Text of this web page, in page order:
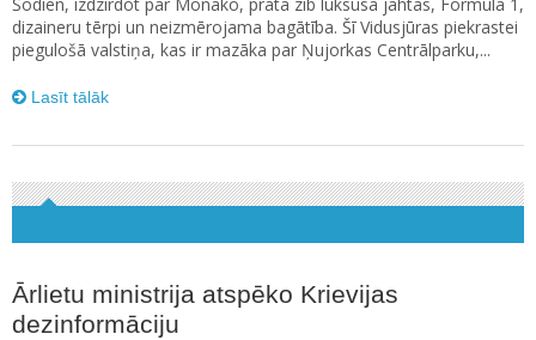
dizaineru tērpi un neizmērojama bagātība. Šī Vidusjūras piekrastei
piegulošā valstiņa, kas ir mazāka par Ņujorkas Centrālparku,...
Lasīt tālāk
Ārlietu ministrija atspēko Krievijas
dezinformāciju